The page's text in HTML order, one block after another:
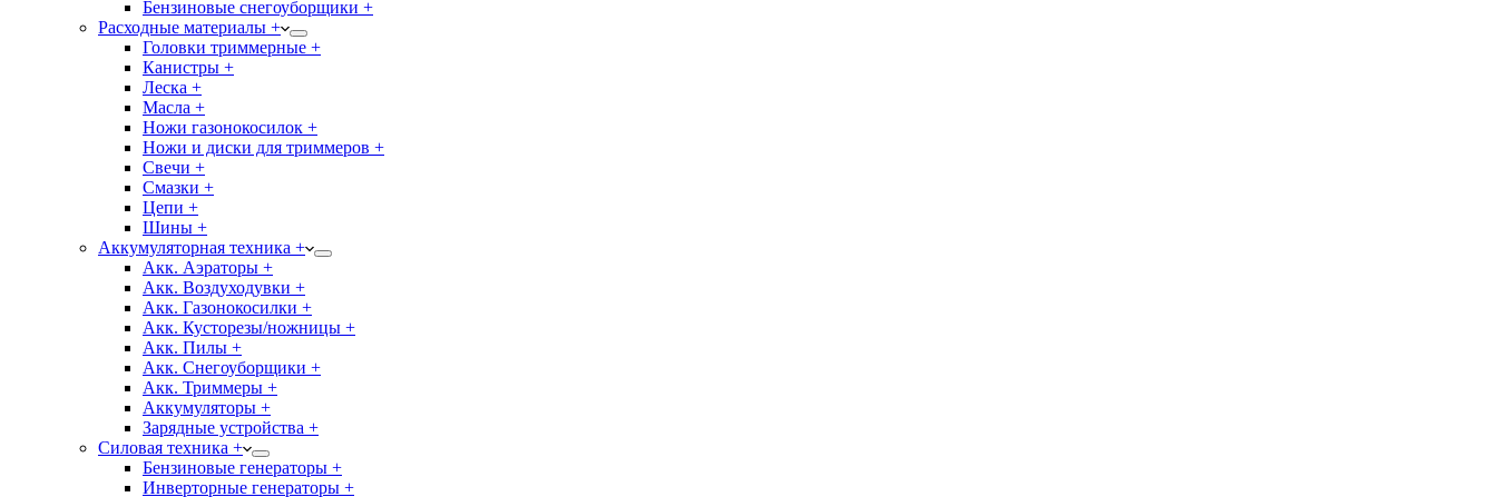
Бензиновые снегоуборщики +
Расходные материалы +
Головки триммерные +
Канистры +
Леска +
Масла +
Ножи газонокосилок +
Ножи и диски для триммеров +
Свечи +
Смазки +
Цепи +
Шины +
Аккумуляторная техника +
Акк. Аэраторы +
Акк. Воздуходувки +
Акк. Газонокосилки +
Акк. Кусторезы/ножницы +
Акк. Пилы +
Акк. Снегоуборщики +
Акк. Триммеры +
Аккумуляторы +
Зарядные устройства +
Силовая техника +
Бензиновые генераторы +
Инверторные генераторы +